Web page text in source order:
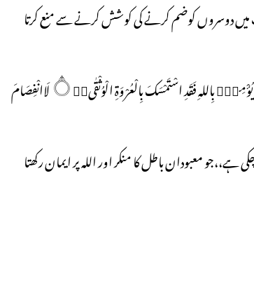
دوسروں کوضم کرنے کی کوشش کرنے سے منع کرتا
لَآ اِكْرَاہَ فِي الدِّيْنِ۝۰ۣۙ قَدْ تَّبَيَّنَ الرُّشْدُ مِنَ الْغَيِّ۝۰ۚ فَمَنْ يَّكْفُرْ بِالطَّاغُوْتِ وَيُؤْمِنْۢ بِاللہِ فَقَدِ اسْتَمْسَكَ بِالْعُرْوَۃِ الْوُثْقٰى۝۰ۤ لَاانْفِصَامَ
معبودان باطل کا منکر اور اللہ پر ایمان رکھتا